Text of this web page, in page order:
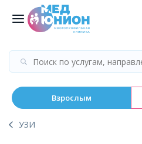
Взрослым
УЗИ